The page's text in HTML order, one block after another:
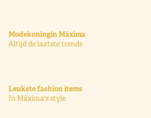
Modekoningin Máxima
Altijd de laatste trends
Leukste fashion items
In Máxima's style